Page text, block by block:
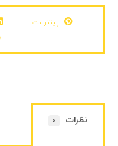
پینترست
نظرات 0